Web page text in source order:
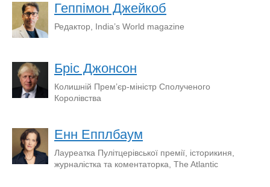
Геппімон Джейкоб
Редактор, India’s World magazine
Бріс Джонсон
Колишній Прем’єр-міністр Сполученого
Королівства
Енн Епплбаум
Лауреатка Пулітцерівської премії, історикиня,
журналістка та коментаторка, The Atlantic